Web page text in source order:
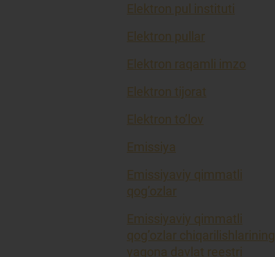
Elektron pul instituti
Elektron pullar
Elektron raqamli imzo
Elektron tijorat
Elektron to’lov
Emissiya
Emissiyaviy qimmatli
qog’ozlar
Emissiyaviy qimmatli
qog’ozlar chiqarilishlarining
yagona davlat reestri